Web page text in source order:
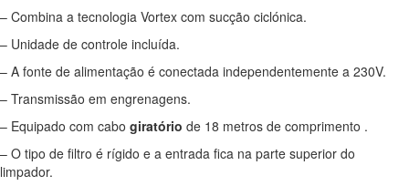
– Combina a tecnologia Vortex com sucção ciclónica.
– Unidade de controle incluída.
– A fonte de alimentação é conectada independentemente a 230V.
– Transmissão em engrenagens.
– Equipado com cabo giratório de 18 metros de comprimento .
– O tipo de filtro é rígido e a entrada fica na parte superior do
limpador.